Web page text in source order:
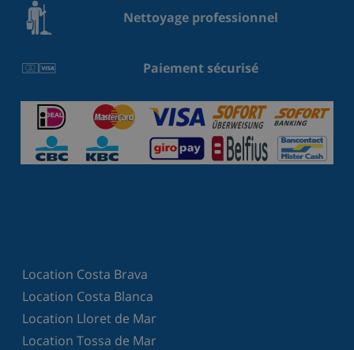
Nettoyage professionnel
Paiement sécurisé
Location Costa Brava
Location Costa Blanca
Location Lloret de Mar
Location Tossa de Mar